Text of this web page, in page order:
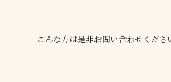
こんな方は是非お問い合わせくださ